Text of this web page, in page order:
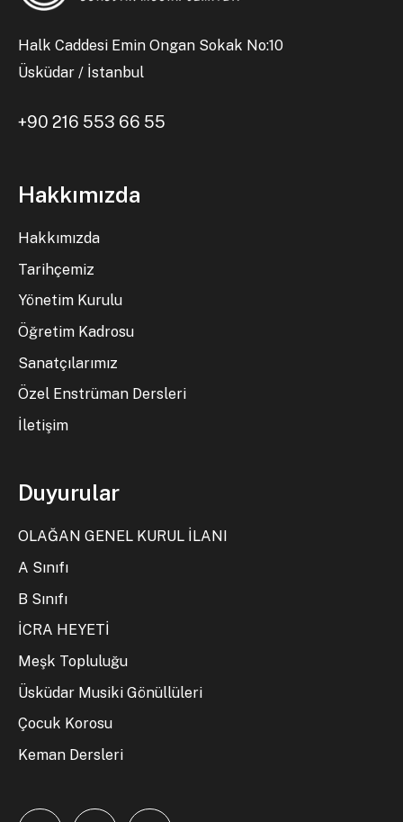
Halk Caddesi Emin Ongan Sokak No:10
Üsküdar / İstanbul
+90 216 553 66 55
Hakkımızda
Hakkımızda
Tarihçemiz
Yönetim Kurulu
Öğretim Kadrosu
Sanatçılarımız
Özel Enstrüman Dersleri
İletişim
Duyurular
OLAĞAN GENEL KURUL İLANI
A Sınıfı
B Sınıfı
İCRA HEYETİ
Meşk Topluluğu
Üsküdar Musiki Gönüllüleri
Çocuk Korosu
Keman Dersleri